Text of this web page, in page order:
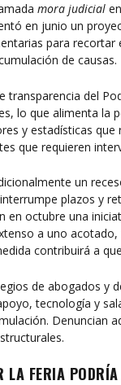
mora judicial
en junio un
para
de causas.
transparencia del
lo que alimenta la
y estadísticas
que requieren
un
plazos y
en octubre una
a uno
contribuirá a
de abogados y
tecnología y
Denuncian
LA FERIA